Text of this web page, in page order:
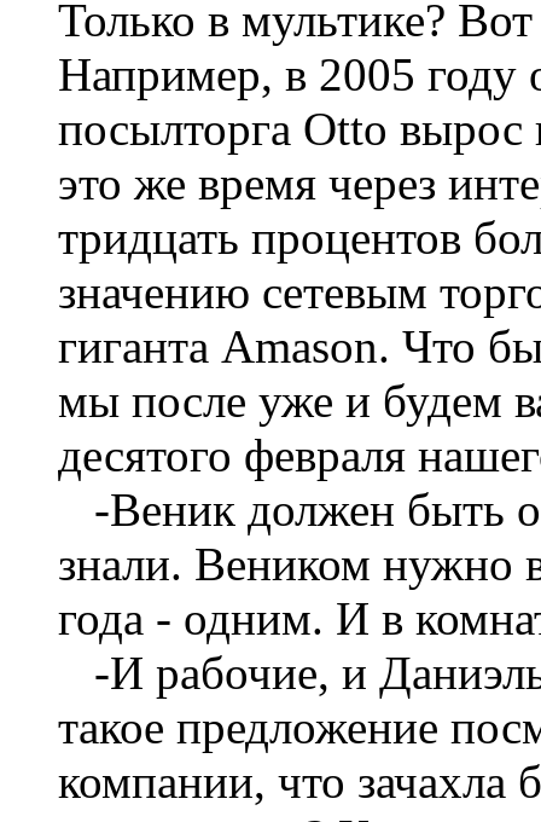
Только в мультике?
Например, в 2005 году
посылторга Otto вырос
это же время через
тридцать процентов
значению сетевым
гиганта Amason. Что
мы после уже и будем
десятого февраля
-Веник должен быть
знали. Веником нужно
года - одним. И в
-И рабочие, и
такое предложение
компании, что зачахла